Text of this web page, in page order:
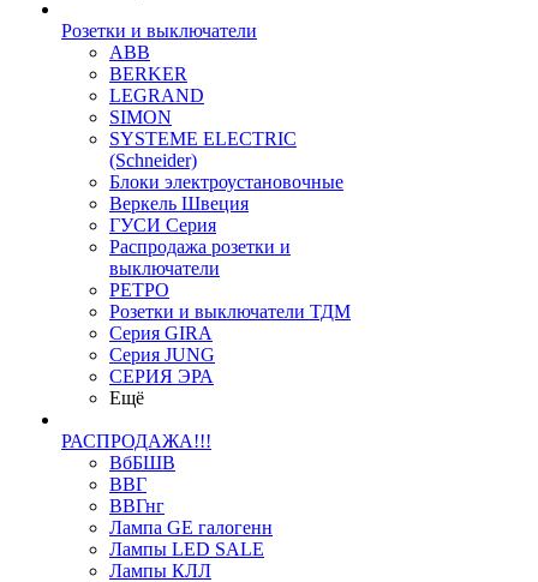
Розетки и выключатели
ABB
BERKER
LEGRAND
SIMON
SYSTEME ELECTRIC
(Schneider)
Блоки электроустановочные
Веркель Швеция
ГУСИ Серия
Распродажа розетки и
выключатели
РЕТРО
Розетки и выключатели ТДМ
Серия GIRA
Серия JUNG
СЕРИЯ ЭРА
Ещё
РАСПРОДАЖА!!!
ВбБШВ
ВВГ
ВВГнг
Лампа GE галогенн
Лампы LED SALE
Лампы КЛЛ